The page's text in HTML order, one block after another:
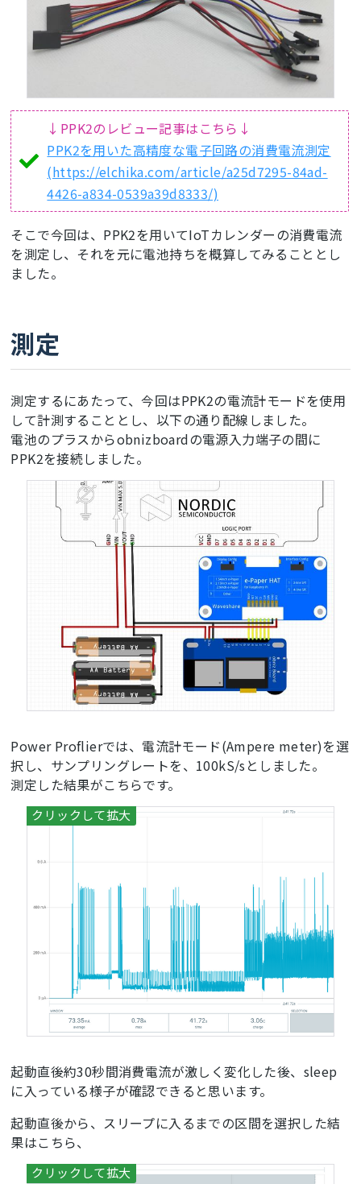
↓PPK2のレビュー記事はこちら↓
PPK2を用いた高精度な電子回路の消費電流測定
(https://elchika.com/article/a25d7295-84ad-
4426-a834-0539a39d8333/)
そこで今回は、PPK2を用いてIoTカレンダーの消費電流
を測定し、それを元に電池持ちを概算してみることとし
ました。
測定
測定するにあたって、今回はPPK2の電流計モードを使用
して計測することとし、以下の通り配線しました。
電池のプラスからobnizboardの電源入力端子の間に
PPK2を接続しました。
Power Proflierでは、電流計モード(Ampere meter)を選
択し、サンプリングレートを、100kS/sとしました。
測定した結果がこちらです。
起動直後約30秒間消費電流が激しく変化した後、sleep
に入っている様子が確認できると思います。
起動直後から、スリープに入るまでの区間を選択した結
果はこちら、